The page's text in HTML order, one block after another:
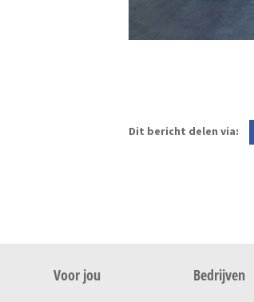
Dit bericht delen via:
Voor jou Bedrijven